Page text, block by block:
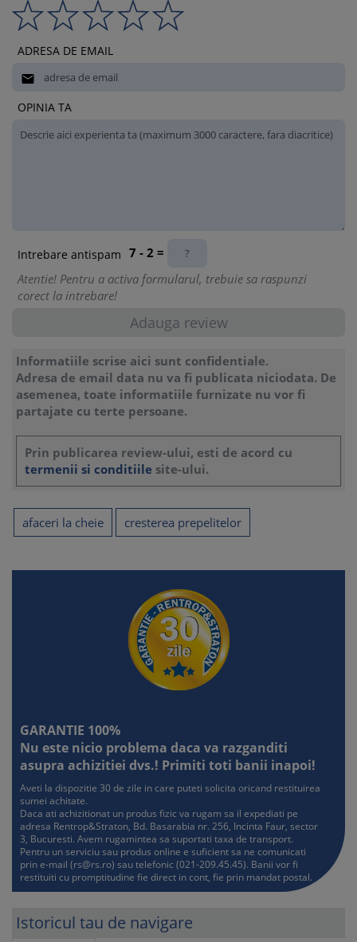
ADRESA DE EMAIL

OPINIA TA
Intrebare antispam 7 - 2 =
Atentie! Pentru a activa formularul, trebuie sa raspunzi
corect la intrebare!
Informatiile scrise aici sunt confidentiale.
Adresa de email data nu va fi publicata niciodata. De
asemenea, toate informatiile furnizate nu vor fi
partajate cu terte persoane.
Prin publicarea review-ului, esti de acord cu
termenii si conditiile site-ului.
afaceri la cheie cresterea prepelitelor
GARANTIE 100%
Nu este nicio problema daca va razganditi
asupra achizitiei dvs.! Primiti toti banii inapoi!
Aveti la dispozitie 30 de zile in care puteti solicita oricand restituirea
sumei achitate.
Daca ati achizitionat un produs fizic va rugam sa il expediati pe
adresa Rentrop&Straton, Bd. Basarabia nr. 256, Incinta Faur, sector
3, Bucuresti. Avem rugamintea sa suportati taxa de transport.
Pentru un serviciu sau produs online e suficient sa ne comunicati
prin e-mail (rs@rs.ro) sau telefonic (021-209.45.45). Banii vor fi
restituiti cu promptitudine fie direct in cont, fie prin mandat postal.
Istoricul tau de navigare